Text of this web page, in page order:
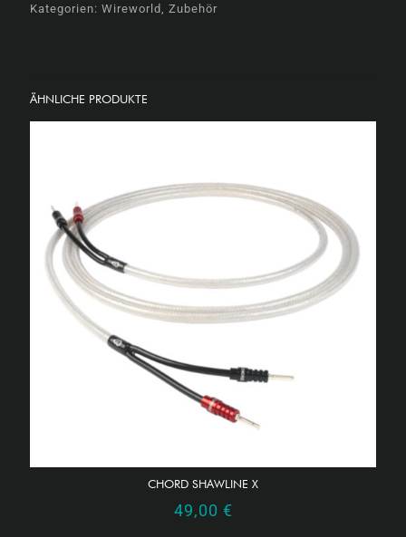
Kategorien: Wireworld Zubehör
ÄHNLICHE PRODUKTE
CHORD SHAWLINE X
49,00 €